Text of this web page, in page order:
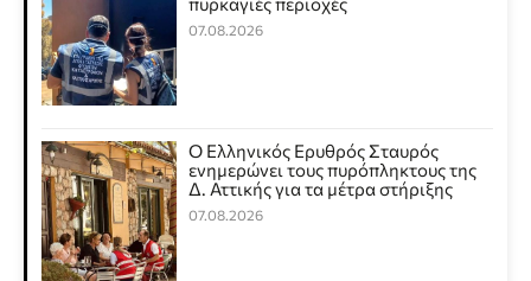
07.08.2026
Ο Ελληνικός Ερυθρός Σταυρός
ενημερώνει τους πυρόπληκτους της
Δ. Αττικής για τα μέτρα στήριξης
07.08.2026